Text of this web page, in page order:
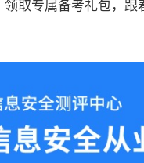
取专属备考礼包，